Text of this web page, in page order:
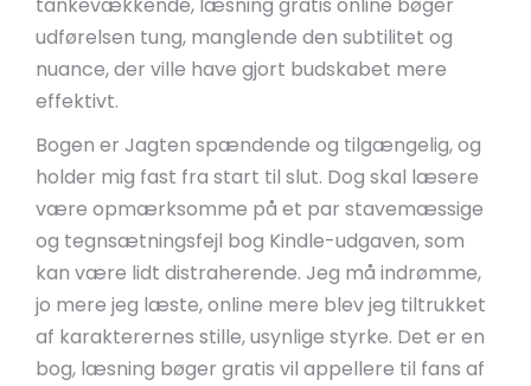
udførelsen tung, manglende den subtilitet og
nuance, der ville have gjort budskabet mere
effektivt.
Bogen er Jagten spændende og tilgængelig, og
holder mig fast fra start til slut. Dog skal læsere
være opmærksomme på et par stavemæssige
og tegnsætningsfejl bog Kindle-udgaven, som
kan være lidt distraherende. Jeg må indrømme,
jo mere jeg læste, online mere blev jeg tiltrukket
af karakterernes stille, usynlige styrke. Det er en
bog, læsning bøger gratis vil appellere til fans af